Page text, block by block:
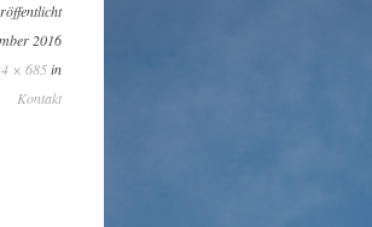
2016
× 685in
Kontakt